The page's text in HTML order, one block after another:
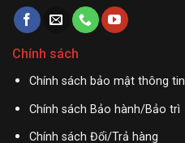
Chính sách
Chính sách bảo mật thông tin
Chính sách Bảo hành/Bảo trì
Chính sách Đổi/Trả hàng